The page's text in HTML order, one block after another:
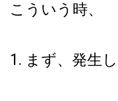
こういう時、
1. まず、発生